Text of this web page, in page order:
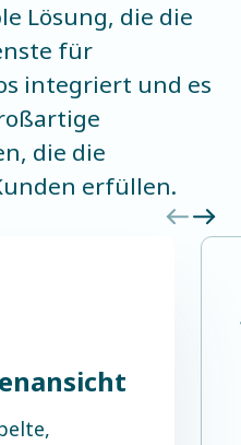
Lösung, die die
für
integriert und es
die die
erfüllen.